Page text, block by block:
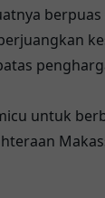
untuk